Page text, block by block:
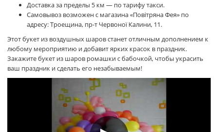
Доставка за пределы 5 км — по тарифу такси.
Самовывоз возможен с магазина «Повітряна Фея» по
адресу: Троещина, пр-т Червоної Калини, 11.
Этот букет из воздушных шаров станет отличным дополнением к
любому мероприятию и добавит ярких красок в праздник.
Закажите букет из шаров ромашки с бабочкой, чтобы украсить
ваш праздник и сделать его незабываемым!